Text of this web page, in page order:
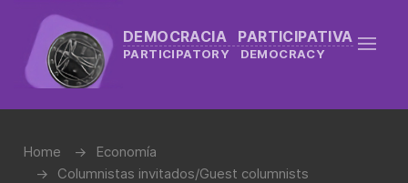
DEMOCRACIA PARTICIPATIVA
PARTICIPATORY DEMOCRACY
Home
Economía
Columnistas invitados/Guest columnists